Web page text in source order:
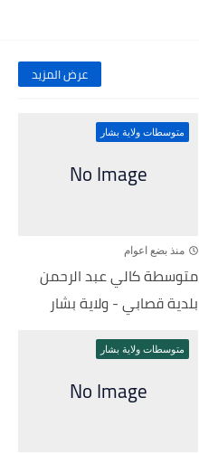
عرض المزيد
متوسطات ولاية بشار
منذ بضع اعوام
متوسطة كالي عبد الرحمن
بلدية قصابي - ولاية بشار
متوسطات ولاية بشار